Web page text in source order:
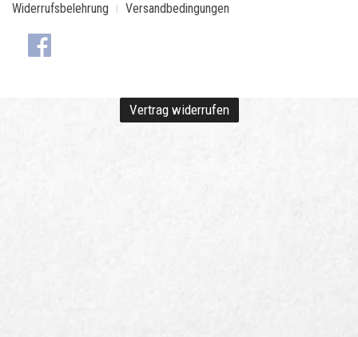
Widerrufsbelehrung
Versandbedingungen
Vertrag widerrufen